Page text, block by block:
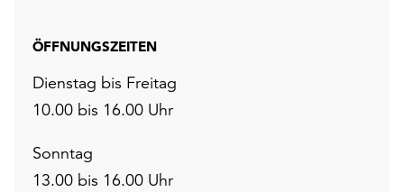
ÖFFNUNGSZEITEN
Dienstag bis Freitag
10.00 bis 16.00 Uhr
Sonntag
13.00 bis 16.00 Uhr